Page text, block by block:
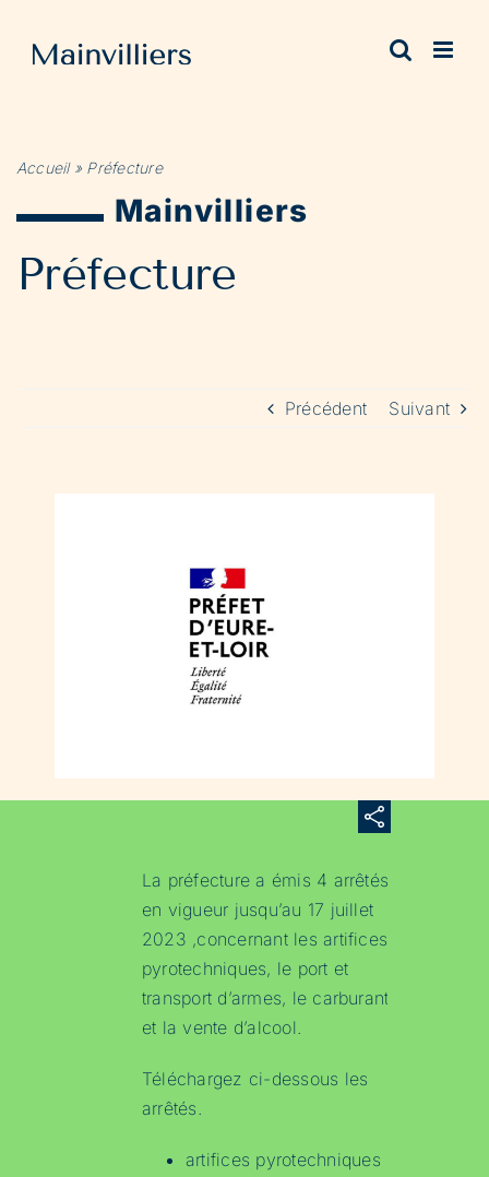
contenu
Accueil» Préfecture
Mainvilliers
Préfecture
Précédent Suivant
La préfecture a émis 4 arrêtés
en vigueur jusqu’au 17 juillet
2023 ,concernant les artifices
pyrotechniques, le port et
transport d’armes, le carburant
et la vente d’alcool.
Téléchargez ci-dessous les
arrêtés.
artifices pyrotechniques